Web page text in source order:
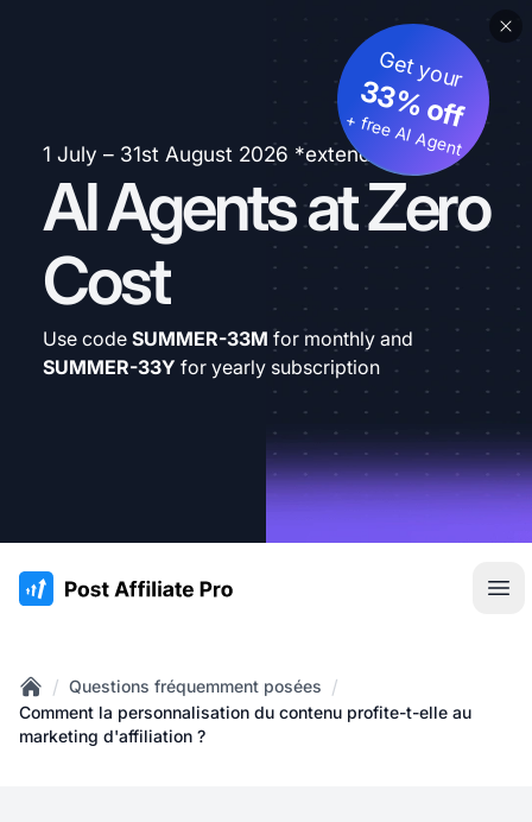
1 July – 31st August 2026 *extended
AI Agents at Zero
Cost
Get your
33% off
+ free AI Agent
Use code SUMMER-33M for monthly and
SUMMER-33Y for yearly subscription
:site.title
Home
/ Questions fréquemment posées /
Comment la personnalisation du contenu profite-t-elle au
marketing d'affiliation ?